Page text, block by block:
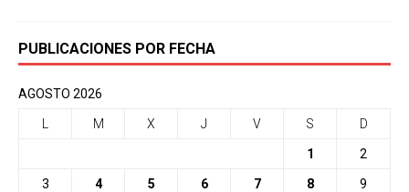
PUBLICACIONES POR FECHA
AGOSTO 2026
M X J V S D
1 2
3 4 5 6 7 8 9